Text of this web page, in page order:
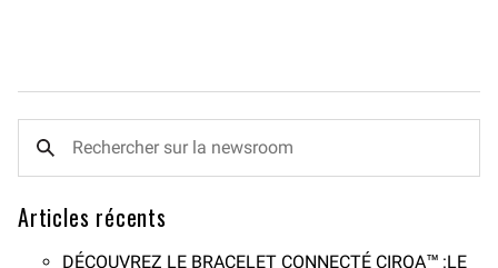
Articles récents
DÉCOUVREZ LE BRACELET CONNECTÉ CIRQA™ :LE